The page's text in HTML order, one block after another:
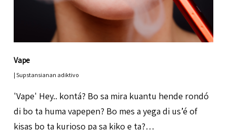
Vape
|Supstansianan adiktivo
'Vape' Hey.. kontá? Bo sa mira kuantu hende rondó
di bo ta huma vapepen? Bo mes a yega di us’é of
kisas bo ta kurioso pa sa kiko e ta?…